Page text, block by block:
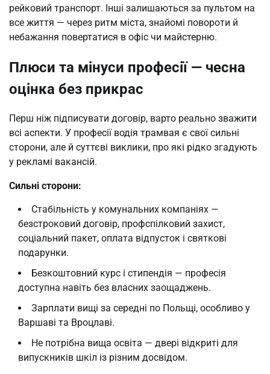
рейковий транспорт. Інші залишаються за пультом на
все життя — через ритм міста, знайомі повороти й
небажання повертатися в офіс чи майстерню.
Плюси та мінуси професії — чесна
оцінка без прикрас
Перш ніж підписувати договір, варто реально зважити
всі аспекти. У професії водія трамвая є свої сильні
сторони, але й суттєві виклики, про які рідко згадують
у рекламі вакансій.
Сильні сторони:
Стабільність у комунальних компаніях —
безстроковий договір, профспілковий захист,
соціальний пакет, оплата відпусток і святкові
подарунки.
Безкоштовний курс і стипендія — професія
доступна навіть без власних заощаджень.
Зарплати вищі за середні по Польщі, особливо у
Варшаві та Вроцлаві.
Не потрібна вища освіта — двері відкриті для
випускників шкіл із різним досвідом.